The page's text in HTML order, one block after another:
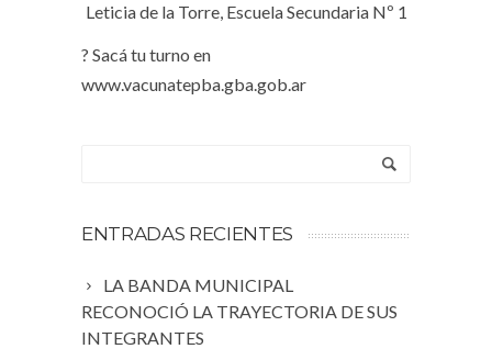
Leticia de la Torre, Escuela Secundaria Nº 1
? Sacá tu turno en
www.vacunatepba.gba.gob.ar
ENTRADAS RECIENTES
LA BANDA MUNICIPAL
RECONOCIÓ LA TRAYECTORIA DE SUS
INTEGRANTES